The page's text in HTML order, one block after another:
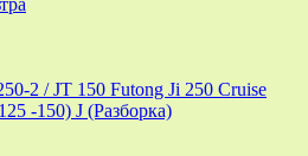
2 / JT 150 Futong Ji 250 Cruise
-150) J (Разборка)